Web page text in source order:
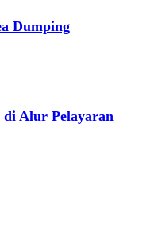
Dumping
di Alur Pelayaran